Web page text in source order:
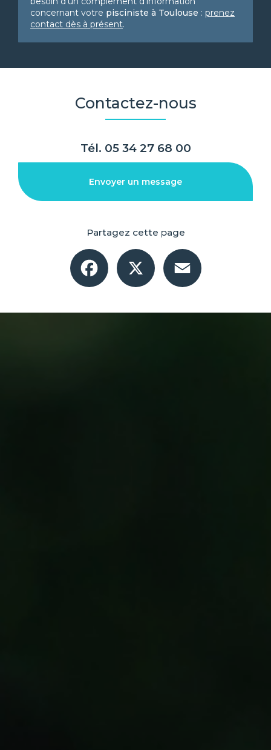
concernant votre pisciniste à Toulouse : prenez
contact dès à présent.
Contactez-nous
Tél. 05 34 27 68 00
Envoyer un message
Partagez cette page
Facebook